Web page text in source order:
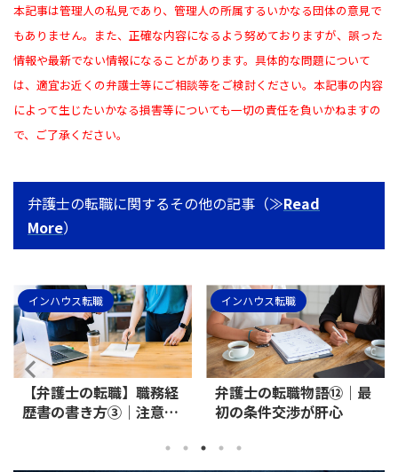
本記事は管理人の私見であり、管理人の所属するいかなる団体の意見で
もありません。また、正確な内容になるよう努めておりますが、誤った
情報や最新でない情報になることがあります。具体的な問題について
は、適宜お近くの弁護士等にご相談等をご検討ください。本記事の内容
によって生じたいかなる損害等についても一切の責任を負いかねますの
で、ご了承ください。
弁護士の転職に関するその他の記事（≫Read
More）
インハウス転職
【弁護士の転職】職務経
歴書の書き方③｜注意点
インハウス転職
弁護士の転職物語⑫｜最
初の条件交渉が肝心